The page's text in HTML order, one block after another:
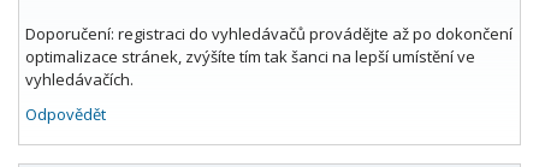
Doporučení: registraci do vyhledávačů provádějte až po dokončení
optimalizace stránek, zvýšíte tím tak šanci na lepší umístění ve
vyhledávačích.
Odpovědět